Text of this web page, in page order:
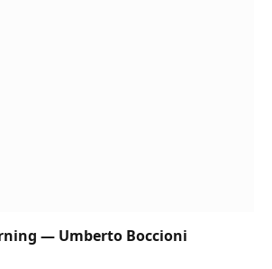
— Umberto Boccioni